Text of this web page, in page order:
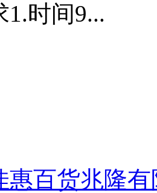
1.时间9...
惠百货兆隆